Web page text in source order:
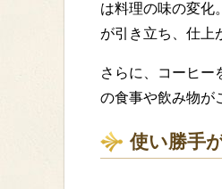
は料理の味の変化
が引き立ち、仕上
さらに、コーヒー
の食事や飲み物が
使い勝手